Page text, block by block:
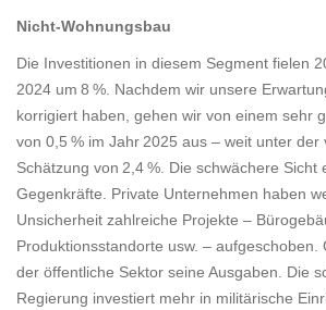
Nicht‑Wohnungsbau
Die Investitionen in diesem Segment fielen
2024 um 8 %. Nachdem wir unsere
korrigiert haben, gehen wir von einem sehr
von 0,5 % im Jahr 2025 aus – weit unter der
Schätzung von 2,4 %. Die schwächere Sicht
Gegenkräfte. Private Unternehmen haben
Unsicherheit zahlreiche Projekte –
Produktionsstandorte usw. – aufgeschoben.
der öffentliche Sektor seine Ausgaben. Die
Regierung investiert mehr in militärische